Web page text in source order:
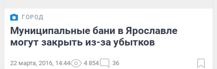
ГОРОД
Муниципальные бани в Ярославле
могут закрыть из-за убытков
22 марта, 2016, 14:44 4 854 36